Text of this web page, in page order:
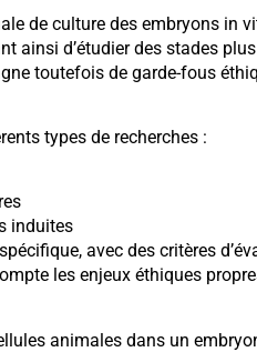
de culture des embryons in
ainsi d’étudier des stades
toutefois de garde-fous
types de recherches :
induites
avec des critères
les enjeux éthiques
animales dans un